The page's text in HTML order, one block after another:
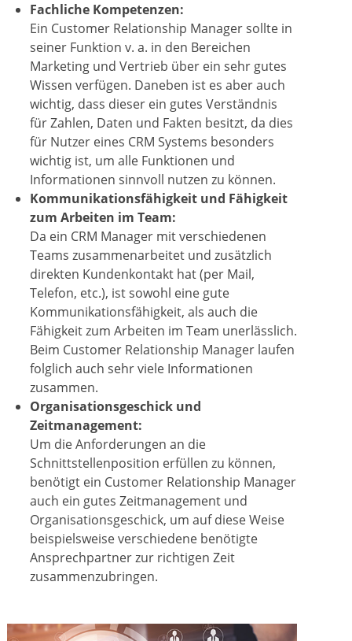
Fachliche Kompetenzen:
Ein Customer Relationship Manager sollte in
seiner Funktion v. a. in den Bereichen
Marketing und Vertrieb über ein sehr gutes
Wissen verfügen. Daneben ist es aber auch
wichtig, dass dieser ein gutes Verständnis
für Zahlen, Daten und Fakten besitzt, da dies
für Nutzer eines CRM Systems besonders
wichtig ist, um alle Funktionen und
Informationen sinnvoll nutzen zu können.
Kommunikationsfähigkeit und Fähigkeit
zum Arbeiten im Team:
Da ein CRM Manager mit verschiedenen
Teams zusammenarbeitet und zusätzlich
direkten Kundenkontakt hat (per Mail,
Telefon, etc.), ist sowohl eine gute
Kommunikationsfähigkeit, als auch die
Fähigkeit zum Arbeiten im Team unerlässlich.
Beim Customer Relationship Manager laufen
folglich auch sehr viele Informationen
zusammen.
Organisationsgeschick und
Zeitmanagement:
Um die Anforderungen an die
Schnittstellenposition erfüllen zu können,
benötigt ein Customer Relationship Manager
auch ein gutes Zeitmanagement und
Organisationsgeschick, um auf diese Weise
beispielsweise verschiedene benötigte
Ansprechpartner zur richtigen Zeit
zusammenzubringen.